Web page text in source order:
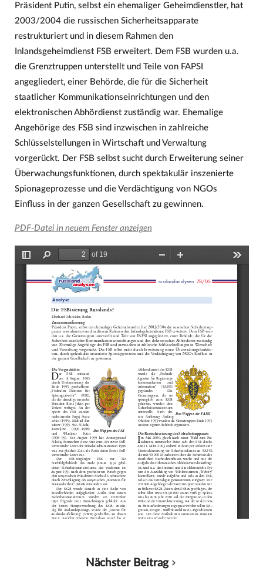
Präsident Putin, selbst ein ehemaliger Geheimdienstler, hat
2003/2004 die russischen Sicherheitsapparate
restrukturiert und in diesem Rahmen den
Inlandsgeheimdienst FSB erweitert. Dem FSB wurden u.a.
die Grenztruppen unterstellt und Teile von FAPSI
angegliedert, einer Behörde, die für die Sicherheit
staatlicher Kommunikationseinrichtungen und den
elektronischen Abhördienst zuständig war. Ehemalige
Angehörige des FSB sind inzwischen in zahlreiche
Schlüsselstellungen in Wirtschaft und Verwaltung
vorgerückt. Der FSB selbst sucht durch Erweiterung seiner
Überwachungsfunktionen, durch spektakulär inszenierte
Spionageprozesse und die Verdächtigung von NGOs
Einfluss in der ganzen Gesellschaft zu gewinnen.
PDF-Datei in neuem Fenster anzeigen
Nächster Beitrag